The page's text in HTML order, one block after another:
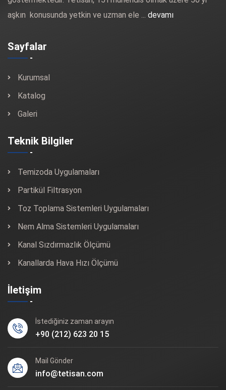
aşkın konusunda yetkin ve uzman ele ... devamı
Sayfalar
Kurumsal
Katalog
Galeri
Teknik Bilgiler
Temizoda Uygulamaları
Partikül Filtrasyon
Toz Toplama Sistemleri Uygulamaları
Nem Alma Sistemleri Uygulamaları
Kanal Sızdırmazlık Ölçümü
Kanallarda Hava Hızı Ölçümü
İletişim
İstediğiniz zaman arayın
+90 (212) 623 20 15
Mail Gönder
info@tetisan.com